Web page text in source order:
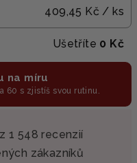
409,45 Kč / ks
Ušetříte 0 Kč
na míru
60 s zjistíš svou rutinu.
z 1 548 recenzií
zákazníků